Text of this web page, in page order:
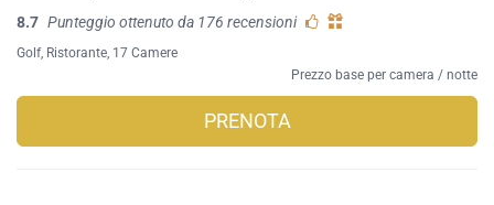
8.7 Punteggio ottenuto da 176 recensioni
Golf, Ristorante, 17 Camere
Prezzo base per camera / notte
PRENOTA